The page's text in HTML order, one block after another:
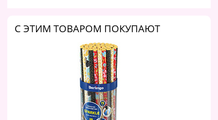
C ЭТИМ ТОВАРОМ ПОКУПАЮТ